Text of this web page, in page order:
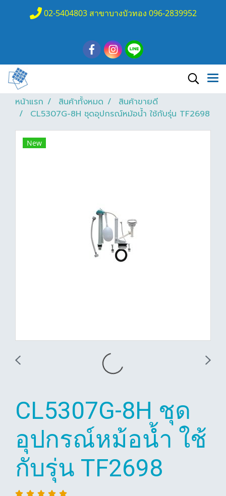
02-5404803 สาขาบางบัวทอง 096-2839952
หน้าแรก สินค้าทั้งหมด
สินค้าขายดี
CL5307G-8H ชุดอุปกรณ์หม้อน้ำ ใช้กับรุ่น TF2698
New
CL5307G-8H ชุด
อุปกรณ์หม้อน้ำ ใช้
กับรุ่น TF2698